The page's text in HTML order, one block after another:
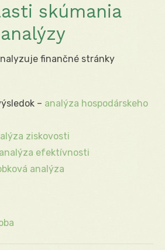
skúmania
finančné stránky
– analýza hospodárskeho
ziskovosti
analýza efektívnosti
analýza